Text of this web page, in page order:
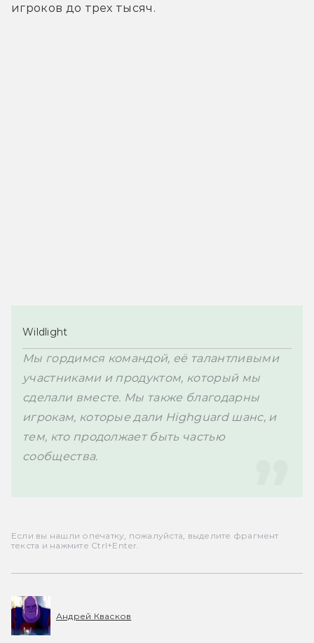
игроков до трех тысяч.
Wildlight
Мы гордимся командой, её талантливыми
участниками и продуктом, который мы
сделали вместе. Мы также благодарны
игрокам, которые дали Highguard шанс, и
тем, кто продолжает быть частью
сообщества.
Если вы нашли опечатку, пожалуйста, выделите фрагмент
текста и нажмите Ctrl+Enter.
Андрей Квасков